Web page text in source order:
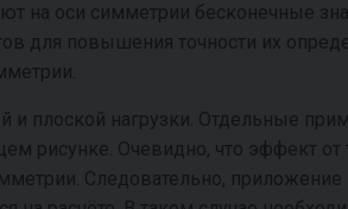
на оси симметрии бесконечные
для повышения точности их
и плоской нагрузки. Отдельные
рисунке. Очевидно, что эффект от
Следовательно, приложение